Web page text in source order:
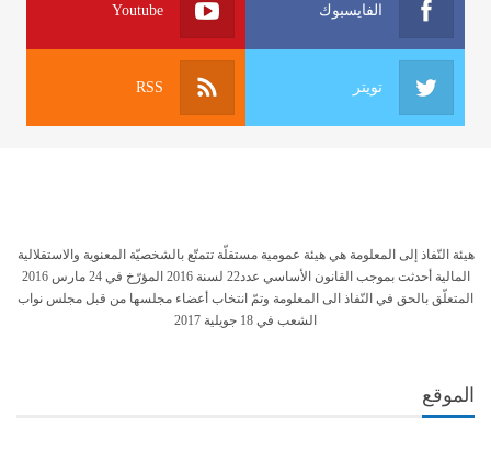
الفايسبوك Youtube
تويتر RSS
هيئة النّفاذ إلى المعلومة هي هيئة عمومية مستقلّة تتمتّع بالشخصيّة المعنوية والاستقلالية
المالية أحدثت بموجب القانون الأساسي عدد22 لسنة 2016 المؤرّخ في 24 مارس 2016
المتعلّق بالحق في النّفاذ الى المعلومة وتمّ انتخاب أعضاء مجلسها من قبل مجلس نواب
الشعب في 18 جويلية 2017
الموقع